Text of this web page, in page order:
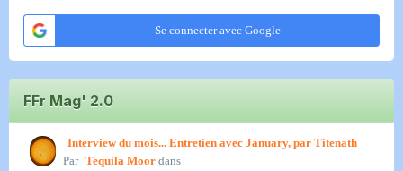
Se connecter avec Google
FFr Mag' 2.0
Interview du mois... Entretien avec January, par Titenath
Par Tequila Moor dans